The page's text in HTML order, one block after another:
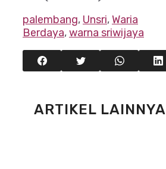
palembang, Unsri,Waria
Berdaya,warna sriwijaya
ARTIKEL LAINNYA